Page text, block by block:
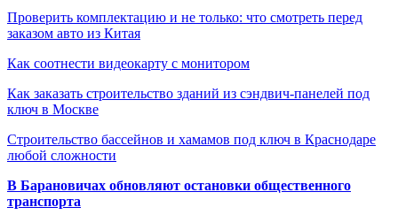
Проверить комплектацию и не только: что смотреть перед
заказом авто из Китая
Как соотнести видеокарту с монитором
Как заказать строительство зданий из сэндвич-панелей под
ключ в Москве
Строительство бассейнов и хамамов под ключ в Краснодаре
любой сложности
В Барановичах обновляют остановки общественного
транспорта